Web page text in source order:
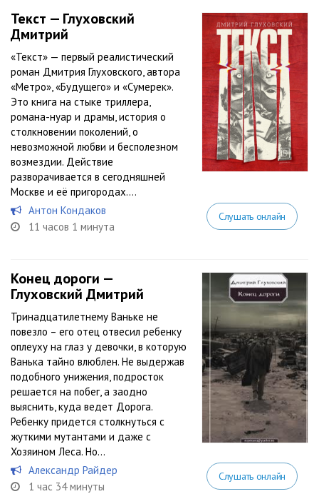
Текст — Глуховский
Дмитрий
«Текст» — первый реалистический
роман Дмитрия Глуховского, автора
«Метро», «Будущего» и «Сумерек».
Это книга на стыке триллера,
романа-нуар и драмы, история о
столкновении поколений, о
невозможной любви и бесполезном
возмездии. Действие
разворачивается в сегодняшней
Москве и её пригородах....
Антон Кондаков
11 часов 1 минута
Слушать онлайн
Конец дороги —
Глуховский Дмитрий
Тринадцатилетнему Ваньке не
повезло – его отец отвесил ребенку
оплеуху на глаз у девочки, в которую
Ванька тайно влюблен. Не выдержав
подобного унижения, подросток
решается на побег, а заодно
выяснить, куда ведет Дорога.
Ребенку придется столкнуться с
жуткими мутантами и даже с
Хозяином Леса. Но...
Александр Райдер
1 час 34 минуты
Слушать онлайн